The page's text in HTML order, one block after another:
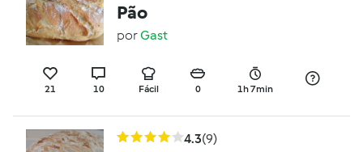
Pão
porGast
21 10 Fácil 0 1h 7min
4.3(9)